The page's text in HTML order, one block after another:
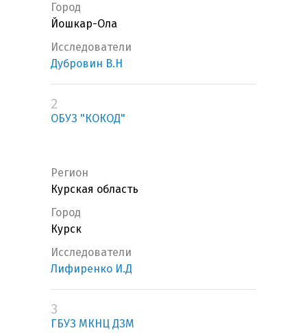
Город
Йошкар-Ола
Исследователи
Дубровин В.Н
2
ОБУЗ "КОКОД"
Регион
Курская область
Город
Курск
Исследователи
Лифиренко И.Д
3
ГБУЗ МКНЦ ДЗМ